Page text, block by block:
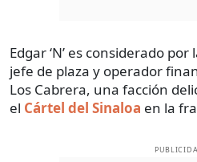
Edgar ‘N’ es considerado
jefe de plaza y operador
Los Cabrera, una facción
el Cártel del Sinaloa en la